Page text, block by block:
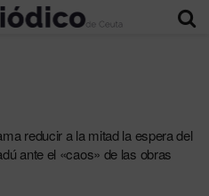
reducir a la mitad la espera del
ante el «caos» de las obras